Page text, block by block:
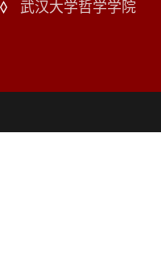
武汉大学哲学学院